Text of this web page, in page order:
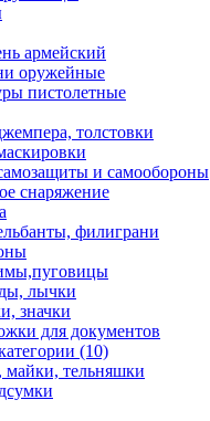
армейский
оружейные
пистолетные
толстовки
и самообороны
снаряжение
филиграни
лычки
значки
для документов
(10)
майки, тельняшки